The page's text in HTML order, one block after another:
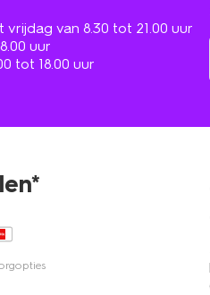
van 8.30 tot 21.00 uur
uur
tot 18.00 uur